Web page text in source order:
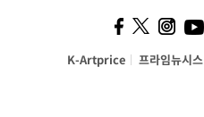
K-Artprice 프라임뉴시스